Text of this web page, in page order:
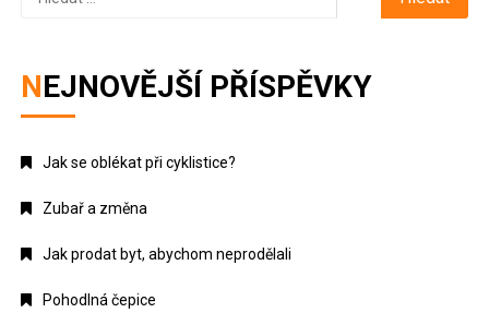
NEJNOVĚJŠÍ PŘÍSPĚVKY
Jak se oblékat při cyklistice?
Zubař a změna
Jak prodat byt, abychom neprodělali
Pohodlná čepice